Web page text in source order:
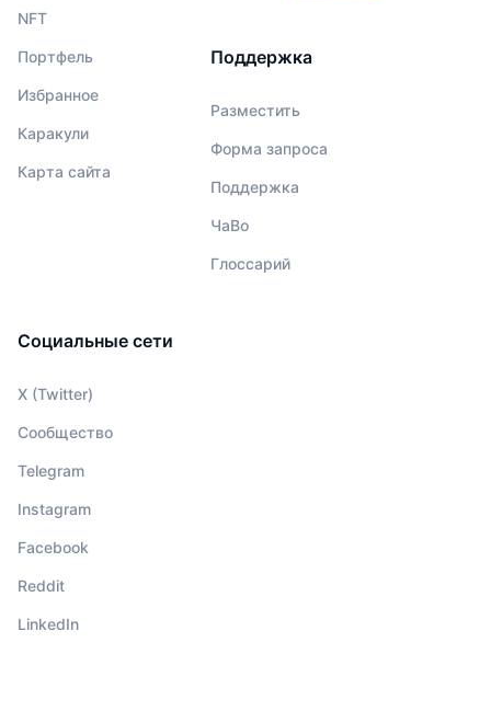
NFT
Портфель
Избранное
Каракули
Карта сайта
Поддержка
Разместить
Форма запроса
Поддержка
ЧаВо
Глоссарий
Социальные сети
X (Twitter)
Сообщество
Telegram
Instagram
Facebook
Reddit
LinkedIn